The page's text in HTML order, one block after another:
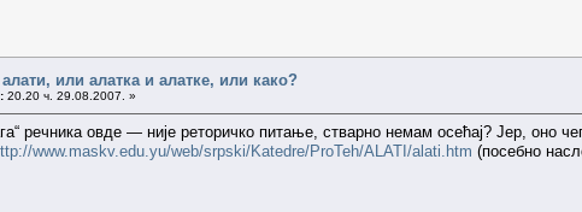
или алатка и алатке, или како?
20.20 ч. 29.08.2007. »
речника овде — није реторичко питање, стварно немам осећај? Јер, оно
www.maskv.edu.yu/web/srpski/Katedre/ProTeh/ALATI/alati.htm (посебно